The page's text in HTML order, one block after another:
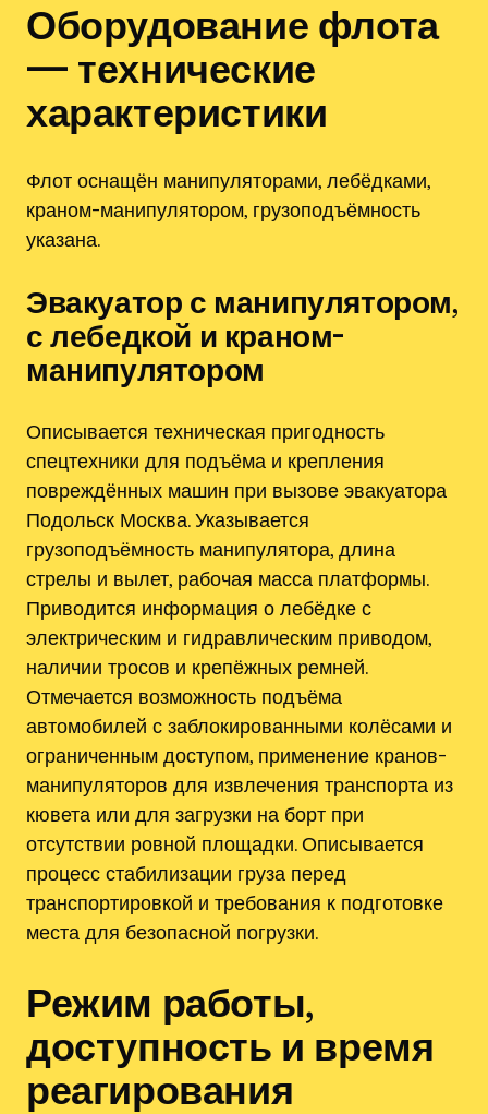
Оборудование флота
— технические
характеристики
Флот оснащён манипуляторами, лебёдками,
краном-манипулятором, грузоподъёмность
указана.
Эвакуатор с манипулятором,
с лебедкой и краном-
манипулятором
Описывается техническая пригодность
спецтехники для подъёма и крепления
повреждённых машин при вызове эвакуатора
Подольск Москва. Указывается
грузоподъёмность манипулятора, длина
стрелы и вылет, рабочая масса платформы.
Приводится информация о лебёдке с
электрическим и гидравлическим приводом,
наличии тросов и крепёжных ремней.
Отмечается возможность подъёма
автомобилей с заблокированными колёсами и
ограниченным доступом, применение кранов-
манипуляторов для извлечения транспорта из
кювета или для загрузки на борт при
отсутствии ровной площадки. Описывается
процесс стабилизации груза перед
транспортировкой и требования к подготовке
места для безопасной погрузки.
Режим работы,
доступность и время
реагирования